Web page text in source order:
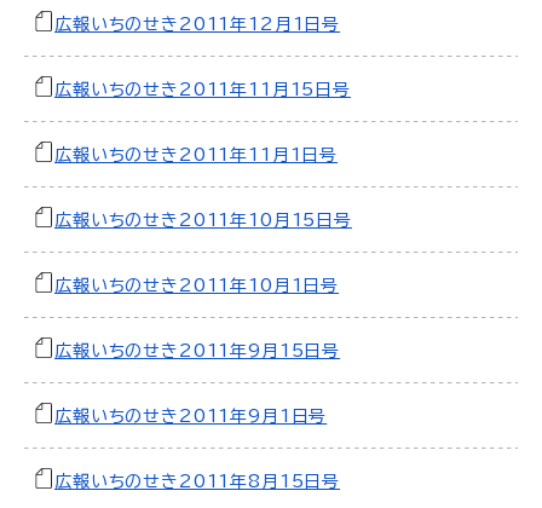
広報いちのせき2011年12月1日号
広報いちのせき2011年11月15日号
広報いちのせき2011年11月1日号
広報いちのせき2011年10月15日号
広報いちのせき2011年10月1日号
広報いちのせき2011年9月15日号
広報いちのせき2011年9月1日号
広報いちのせき2011年8月15日号